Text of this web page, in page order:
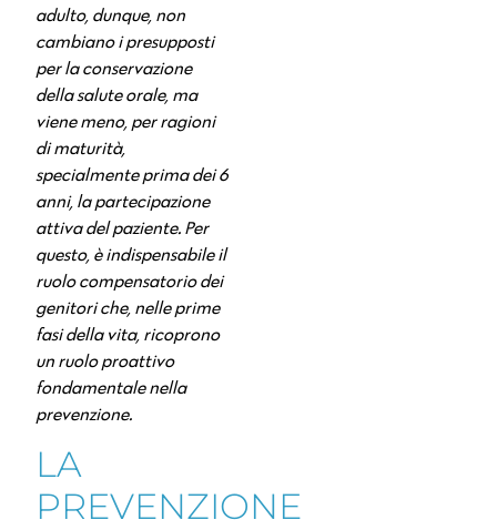
adulto, dunque, non
cambiano i presupposti
per la conservazione
della salute orale, ma
viene meno, per ragioni
di maturità,
specialmente prima dei 6
anni, la partecipazione
attiva del paziente. Per
questo, è indispensabile il
ruolo compensatorio dei
genitori che, nelle prime
fasi della vita, ricoprono
un ruolo proattivo
fondamentale nella
prevenzione.
LA
PREVENZIONE